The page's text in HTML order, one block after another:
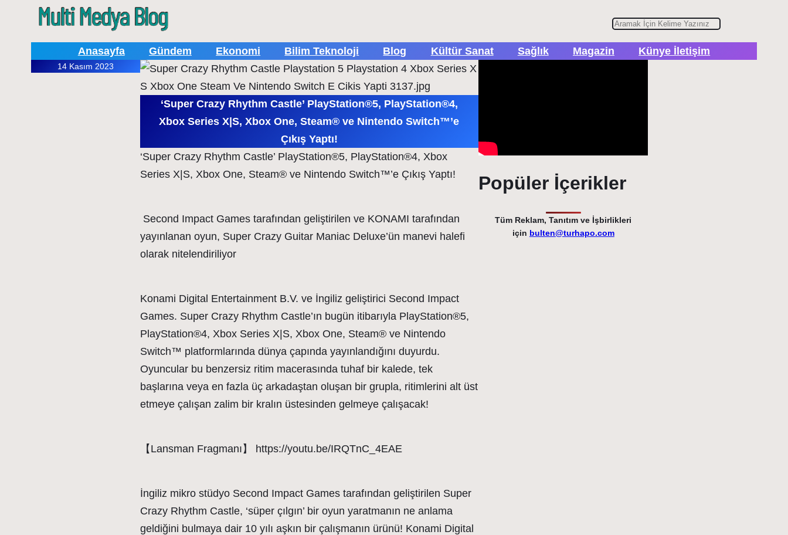
A
r
a
Anasayfa Gündem Ekonomi Bilim Teknoloji Blog Kültür Sanat Sağlık Magazin Künye İletişim
14 Kasım 2023
‘Super Crazy Rhythm Castle’ PlayStation®5, PlayStation®4,
Xbox Series X|S, Xbox One, Steam® ve Nintendo Switch™’e
Çıkış Yaptı!
‘Super Crazy Rhythm Castle’ PlayStation®5, PlayStation®4, Xbox
Series X|S, Xbox One, Steam® ve Nintendo Switch™’e Çıkış Yaptı!
Second Impact Games tarafından geliştirilen ve KONAMI tarafından
yayınlanan oyun, Super Crazy Guitar Maniac Deluxe’ün manevi halefi
olarak nitelendiriliyor
Konami Digital Entertainment B.V. ve İngiliz geliştirici Second Impact
Games. Super Crazy Rhythm Castle’ın bugün itibarıyla PlayStation®5,
PlayStation®4, Xbox Series X|S, Xbox One, Steam® ve Nintendo
Switch™ platformlarında dünya çapında yayınlandığını duyurdu.
Oyuncular bu benzersiz ritim macerasında tuhaf bir kalede, tek
başlarına veya en fazla üç arkadaştan oluşan bir grupla, ritimlerini alt üst
etmeye çalışan zalim bir kralın üstesinden gelmeye çalışacak!
【Lansman Fragmanı】 https://youtu.be/IRQTnC_4EAE
İngiliz mikro stüdyo Second Impact Games tarafından geliştirilen Super
Crazy Rhythm Castle, ‘süper çılgın’ bir oyun yaratmanın ne anlama
geldiğini bulmaya dair 10 yılı aşkın bir çalışmanın ürünü! Konami Digital
Popüler İçerikler
Tüm Reklam, Tanıtım ve İşbirlikleri
için bulten@turhapo.com